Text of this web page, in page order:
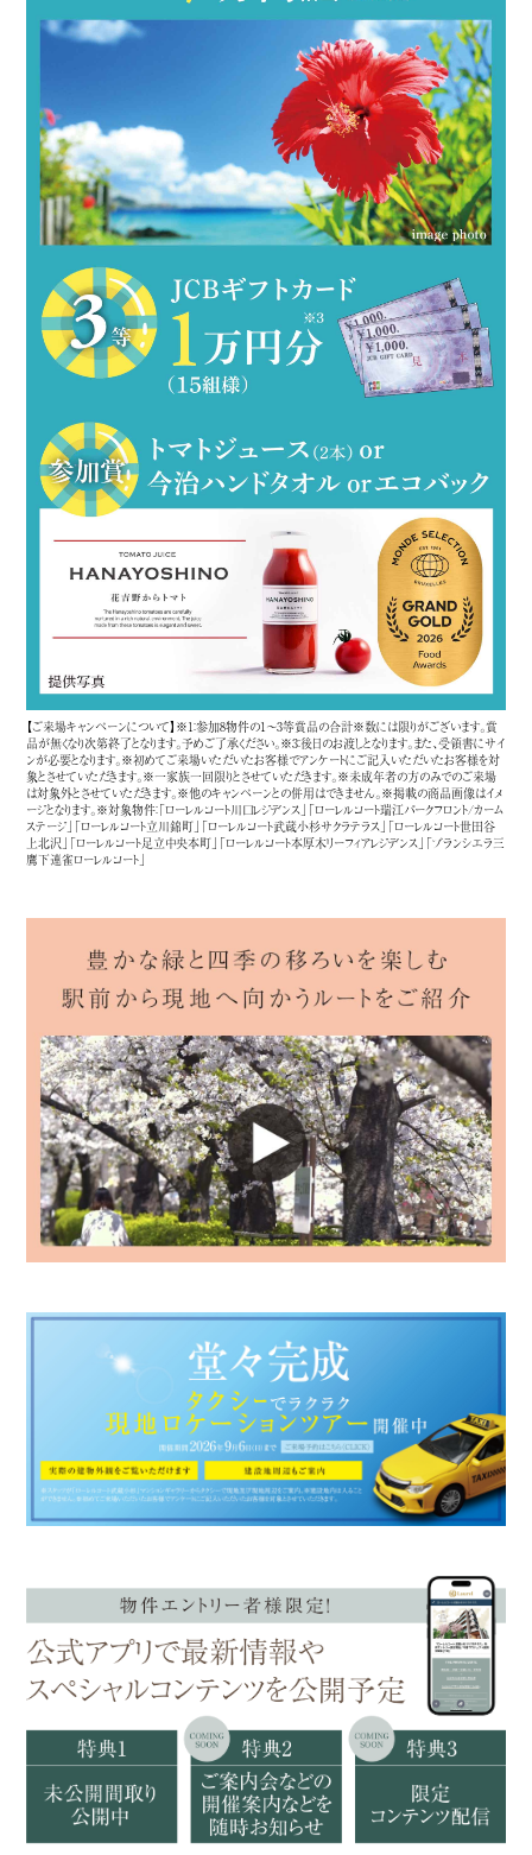
【ご来場キャンペーンについて】※1：参加8物件の1〜3等賞品の合計※数には限りがございます。賞
品が無くなり次第終了となります。予めご了承ください。※3：後日のお渡しとなります。また、受領書にサイ
ンが必要となります。※初めてご来場いただいたお客様でアンケートにご記入いただいたお客様を対
象とさせていただきます。※一家族一回限りとさせていただきます。※未成年者の方のみでのご来場
は対象外とさせていただきます。※他のキャンペーンとの併用はできません。※掲載の商品画像はイメ
ージとなります。※対象物件：「ローレルコート川口レジデンス」「ローレルコート瑞江パークフロント/カーム
ステージ」「ローレルコート立川錦町」「ローレルコート武蔵小杉サクラテラス」「ローレルコート世田谷
上北沢」「ローレルコート足立中央本町」「ローレルコート本厚木リーフィアレジデンス」「ブランシエラ三
鷹下連雀ローレルコート」